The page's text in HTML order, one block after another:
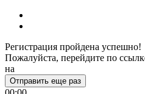
Регистрация пройдена успешно!
Пожалуйста, перейдите по
на
Отправить еще раз